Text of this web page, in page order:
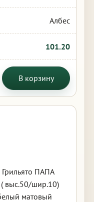
Албес
101.20
В корзину
ПАПА
выс.50/шир.10)
матовый